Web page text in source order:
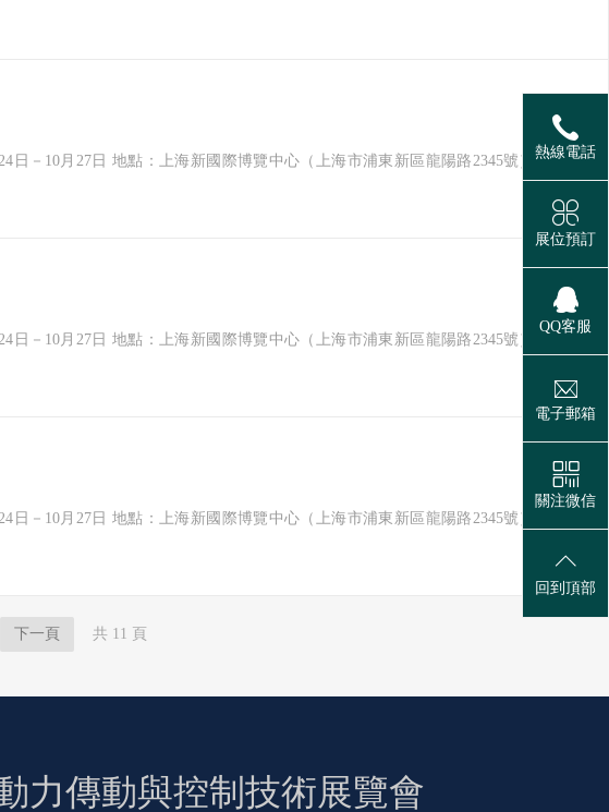
贊(0
日－10月27日 地點：上海新國際博覽中心（上海市浦東新區龍陽路2345號） 主辦單
贊(0
－10月27日 地點：上海新國際博覽中心（上海市浦東新區龍陽路2345號） 主辦單
贊(0
－10月27日 地點：上海新國際博覽中心（上海市浦東新區龍陽路2345號） 主辦單
下一頁 共 11 頁
熱線電話
展位預訂
QQ客服
電子郵箱
關注微信
回到頂部
力傳動與控制技術展覽會